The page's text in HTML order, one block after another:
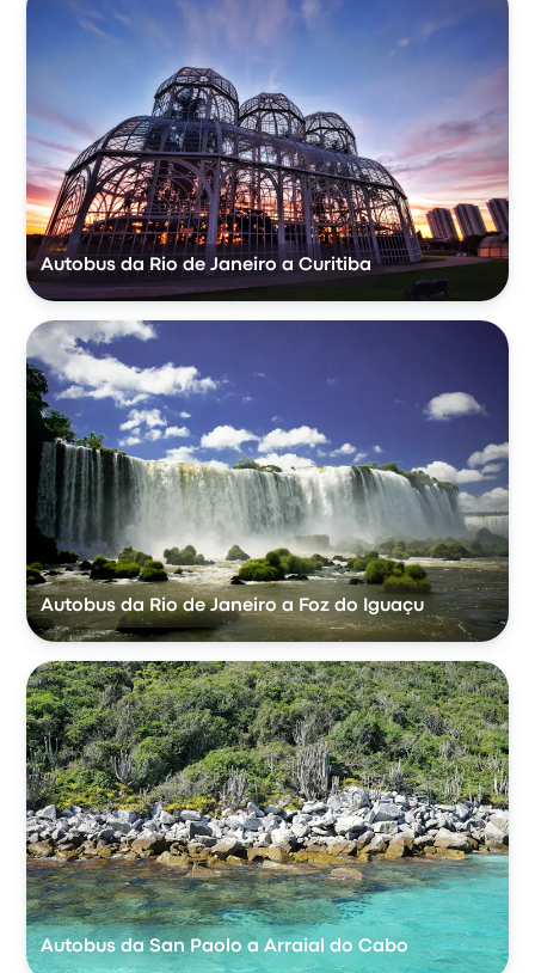
Autobus da Rio de Janeiro a Curitiba
Autobus da Rio de Janeiro a Foz do Iguaçu
Autobus da San Paolo a Arraial do Cabo